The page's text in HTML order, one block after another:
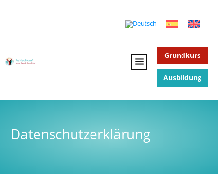
Grundkurs
Ausbildung
Datenschutzerklärung